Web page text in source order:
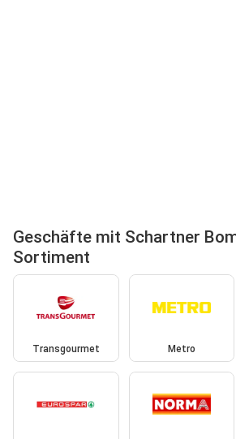
Geschäfte mit Schartner
Sortiment
Transgourmet Metro